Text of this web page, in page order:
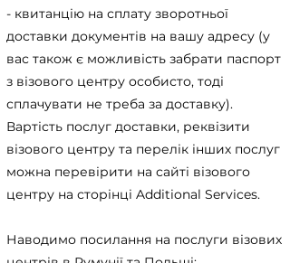
- квитанцію на сплату зворотньої
доставки документів на вашу адресу (у
вас також є можливість забрати паспорт
з візового центру особисто, тоді
сплачувати не треба за доставку).
Вартість послуг доставки, реквізити
візового центру та перелік інших послуг
можна перевірити на сайті візового
центру на сторінці Additional Services.
Наводимо посилання на послуги візових